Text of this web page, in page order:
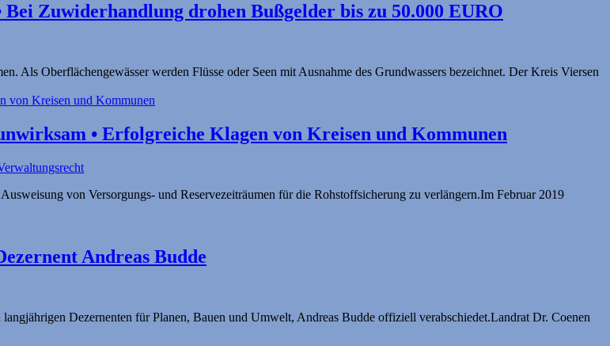
Zuwider­handlung drohen Bußgelder bis zu 50.000 EURO
Als Oberflächengewässer werden Flüsse oder Seen mit Ausnahme des Grundwassers bezeichnet. Der Kreis Viersen
• Erfolgreiche Klagen von Kreisen und Kommunen
von Versorgungs- und Reservezeiträumen für die Rohstoffsicherung zu verlängern.Im Februar 2019
Andreas Budde
Dezernenten für Planen, Bauen und Umwelt, Andreas Budde offiziell verabschiedet.Landrat Dr. Coenen